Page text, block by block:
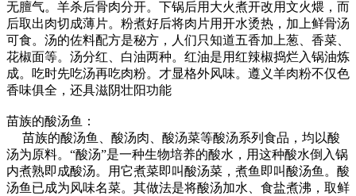
无膻气。羊杀后骨肉分开。下锅后用大火煮开改用文火煨，而
后取出肉切成薄片。粉煮好后将肉片用开水烫热，加上鲜骨汤
可食。汤的佐料配方是秘方，人们只知道五香加上葱、香菜、
花椒面等。汤分红、白油两种。红油是用红辣椒捣烂入锅油炼
成。吃时先吃汤再吃肉粉。才显格外风味。遵义羊肉粉不仅色
香味俱全，还具滋阴壮阳功能
苗族的酸汤鱼：
苗族的酸汤鱼、酸汤肉、酸汤菜等酸汤系列食品，均以酸
汤为原料。“酸汤”是一种生物培养的酸水，用这种酸水倒入锅
内煮熟即成酸汤。用它煮菜即叫酸汤菜，煮鱼即叫酸汤鱼。酸
汤鱼已成为风味名菜。其做法是将酸汤加水、食盐煮沸，取鲜